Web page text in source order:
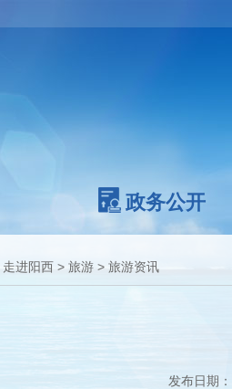
政务公开
走进阳西 > 旅游 > 旅游资讯
发布日期